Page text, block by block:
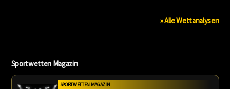
» Alle Wettanalysen
Sportwetten Magazin
SPORTWETTEN MAGAZIN